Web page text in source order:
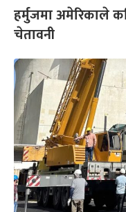
हर्मुजमा अमेरिकाले
चेतावनी